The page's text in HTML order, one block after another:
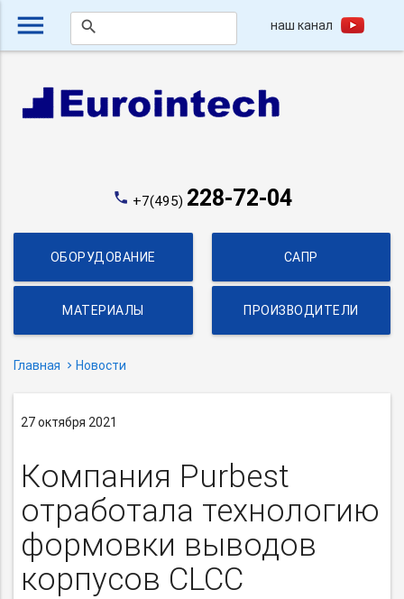
menu search наш канал
phone +7(495) 228-72-04
ОБОРУДОВАНИЕ САПР
МАТЕРИАЛЫ ПРОИЗВОДИТЕЛИ
Главная Новости
27 октября 2021
Компания Purbest
отработала технологию
формовки выводов
корпусов CLCC